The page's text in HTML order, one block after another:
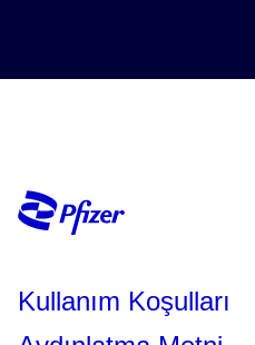
Kullanım Koşulları